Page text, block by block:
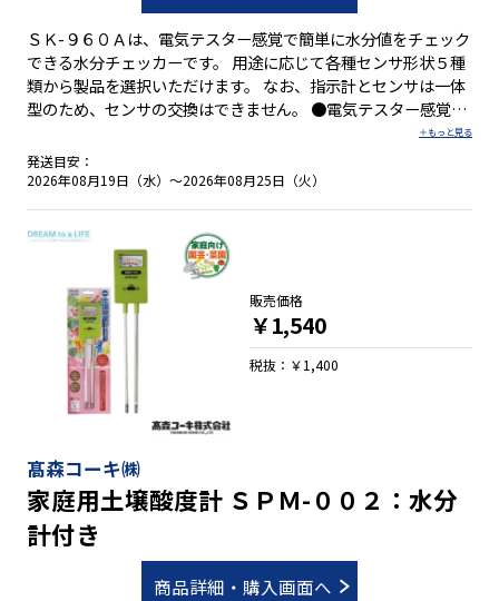
ＳＫ-９６０Ａは、電気テスター感覚で簡単に水分値をチェック
できる水分チェッカーです。 用途に応じて各種センサ形状５種
類から製品を選択いただけます。 なお、指示計とセンサは一体
型のため、センサの交換はできません。 ●電気テスター感覚で
簡単水分チェック ●簡単。センサを試料にあてるだけ ●速い。
スイッチを押すだけで測定完了 ●正確。標準レンジの他に7つ
のユーザーズレンジ機能 ●平均値も表示可能
発送目安：
2026年08月19日（水）～2026年08月25日（火）
髙森コーキ㈱
家庭用土壌酸度計 ＳＰＭ-００２：水分
計付き
商品詳細・購入画面へ
販売価格
￥1,540
税抜：￥1,400